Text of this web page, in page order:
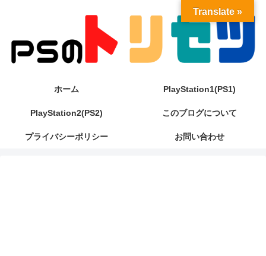
ホーム PlayStation1(PS1)
PlayStation2(PS2) このブログについて
プライバシーポリシー お問い合わせ
Translate »